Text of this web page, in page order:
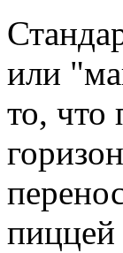
или
то, что